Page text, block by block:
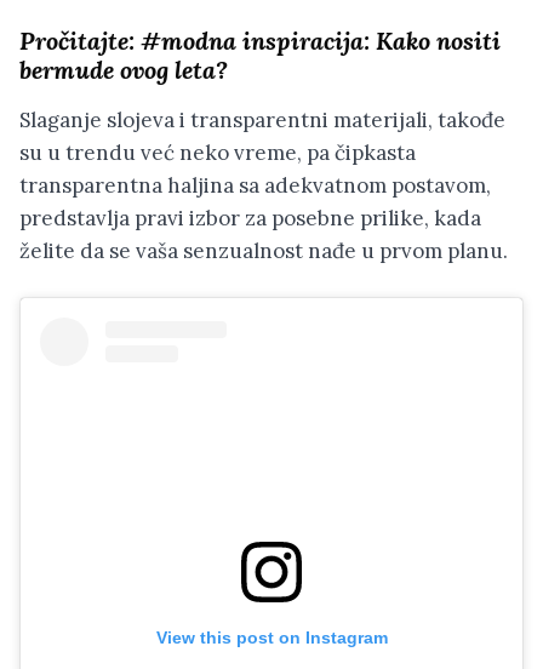
Pročitajte: #modna inspiracija: Kako nositi
bermude ovog leta?
Slaganje slojeva i transparentni materijali, takođe
su u trendu već neko vreme, pa čipkasta
transparentna haljina sa adekvatnom postavom,
predstavlja pravi izbor za posebne prilike, kada
želite da se vaša senzualnost nađe u prvom planu.
View this post on Instagram